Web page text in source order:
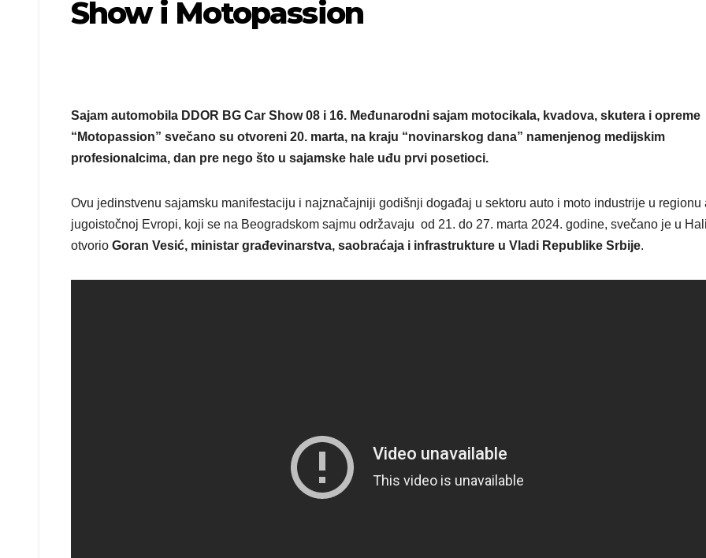
Show i Motopassion
Sajam automobila DDOR BG Car Show 08 i 16. Međunarodni sajam motocikala, kvadova, skutera i opreme
“Motopassion” svečano su otvoreni 20. marta, na kraju “novinarskog dana” namenjenog medijskim
profesionalcima, dan pre nego što u sajamske hale uđu prvi posetioci.
Ovu jedinstvenu sajamsku manifestaciju i najznačajniji godišnji događaj u sektoru auto i moto industrije u regionu
jugoistočnoj Evropi, koji se na Beogradskom sajmu održavaju od 21. do 27. marta 2024. godine, svečano je u
otvorio Goran Vesić, ministar građevinarstva, saobraćaja i infrastrukture u Vladi Republike Srbije.
Novi film
Odiseja
inspiriše
Beč
deset